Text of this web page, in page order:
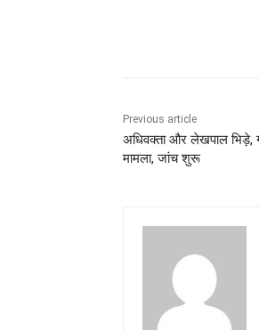
Previous article
अधिवक्ता और लेखपाल भिड़े,
मामला, जांच शुरू